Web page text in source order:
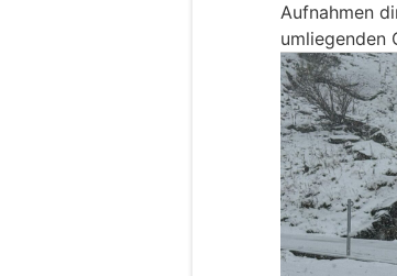
Aufnahmen
umliegenden